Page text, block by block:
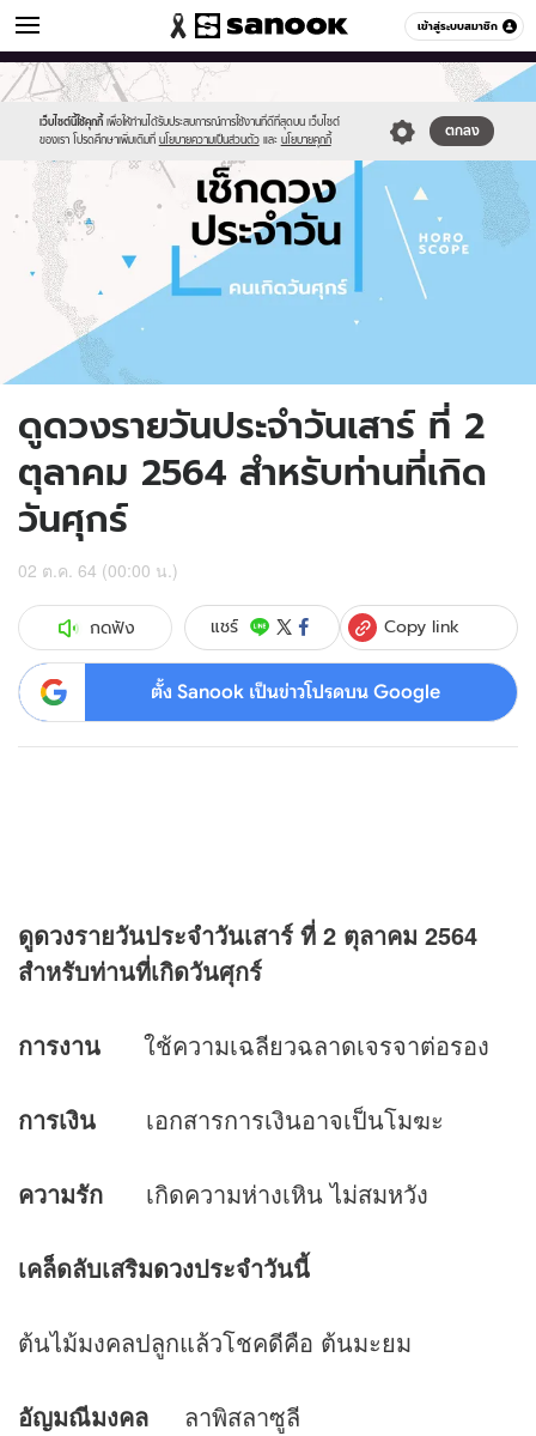
เข้าสู่ระบบสมาชิก
ดูดวง หมวดอื่นๆ
เว็บไซต์นี้ใช้คุกกี้ เพื่อให้ท่านได้รับประสบการณ์การใช้งานที่ดีที่สุดบน เว็บไซต์
ของเรา โปรดศึกษาเพิ่มเติมที่ นโยบายความเป็นส่วนตัว และ นโยบายคุกกี้
ตกลง
Sanook
//s.isanook.com/sr/0/images/logo-
new-
sanook.png
600
60
//s.isanook.com/ho/0/ud/fxd/day/daily-
horoscope-
friday.jpg
ดูดวงรายวันประจำวันเสาร์ ที่ 2
ตุลาคม 2564 สำหรับท่านที่เกิด
วันศุกร์
02 ต.ค. 64 (00:00 น.)
กดฟัง แชร์ Copy link
ตั้ง Sanook เป็นข่าวโปรดบน Google
ดูดวงรายวันประจำวันเสาร์ ที่ 2 ตุลาคม 2564
สำหรับท่านที่เกิดวันศุกร์
การงาน ใช้ความเฉลียวฉลาดเจรจาต่อรอง
การเงิน เอกสารการเงินอาจเป็นโมฆะ
ความรัก เกิดความห่างเหิน ไม่สมหวัง
เคล็ดลับเสริมดวงประจำวันนี้
ต้นไม้มงคลปลูกแล้วโชคดีคือ ต้นมะยม
อัญมณีมงคล ลาพิสลาซูลี